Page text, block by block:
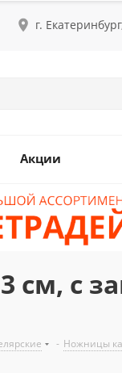
г.
Акции
см, с
- Ножницы